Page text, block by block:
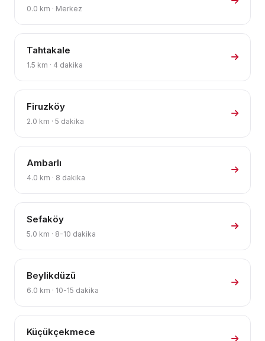
0.0 km · Merkez
Tahtakale
1.5 km · 4 dakika
Firuzköy
2.0 km · 5 dakika
Ambarlı
4.0 km · 8 dakika
Sefaköy
5.0 km · 8-10 dakika
Beylikdüzü
6.0 km · 10-15 dakika
Küçükçekmece